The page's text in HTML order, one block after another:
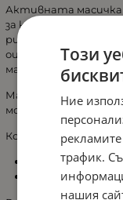
Активната масичка
за креативност.
рисуване и ролка
оцветяване.
малка фенка на
Масичката е с
моливи, флумастри/
Комплектът
маса с ролка
столче
Този
Ние
трафик.
нашия